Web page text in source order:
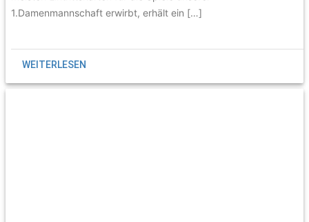
1.Damenmannschaft erwirbt, erhält ein […]
WEITERLESEN